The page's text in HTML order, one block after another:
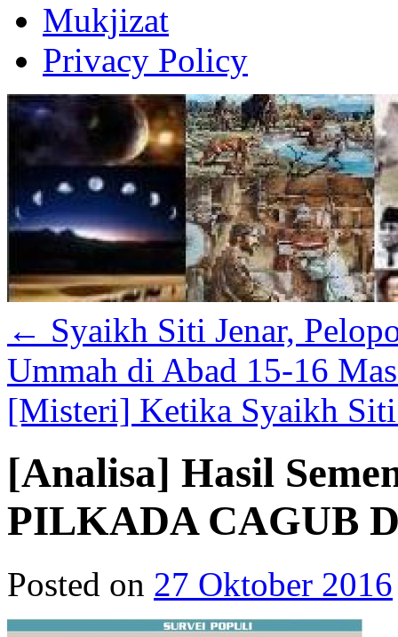
Mukjizat
Privacy Policy
← Syaikh Siti Jenar,
Ummah di Abad 15-16
[Misteri] Ketika Syaikh
[Analisa] Hasil
PILKADA CAGUB
Posted on 27 Oktober 2016